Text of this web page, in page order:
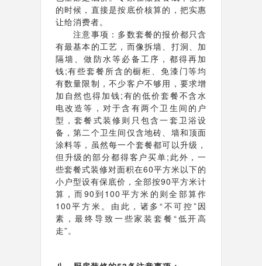
的时候，直接是按底价核算的，把实惠
让给消费者。
注意事项：多数套餐的报价都只含
有最基本的工艺，而像拆墙、打洞、加
隔墙、做防水等必备工序，都得再加
钱;有些套餐所含的橱柜、免漆门等均
有数量限制，不少客户不够用，要求增
加自然也得加钱;有的低价套餐不含水
电改造等，对于含有两个卫生间的户
型，套餐式装修则只包含一套卫浴设
备，第二个卫生间仅含地砖、墙和顶面
涂料等，虽然每一个套餐都可以升级，
但升级的部分都得客户买单;此外，一
些套餐式装修对面积在60平方米以下的
小户型设有保底价，全部按90平方米计
算，而90到100平方米的则全部算作
100平方米。由此，诸多“不可控”因
素，最终导致一些家装套餐“低开高
走”。